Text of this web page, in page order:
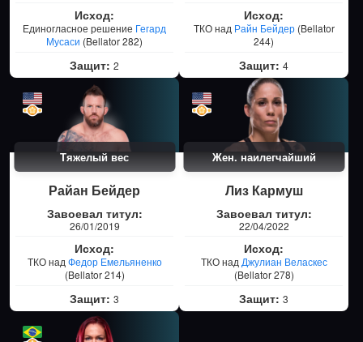
Исход:
Единогласное решение Гегард
Мусаси (Bellator 282)
Защит: 2
Исход:
ТКО над Райн Бейдер(Bellator
244)
Защит: 4
Тяжелый вес
Райан Бейдер
Завоевал титул:
26/01/2019
Исход:
ТКО над Федор Емельяненко
(Bellator 214)
Защит: 3
Жен. наилегчайший
Лиз Кармуш
Завоевал титул:
22/04/2022
Исход:
ТКО над Джулиан Веласкес
(Bellator 278)
Защит: 3